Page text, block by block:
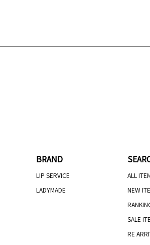
BRAND
LIP SERVICE
LADYMADE
ALL
NEW
SALE
RE